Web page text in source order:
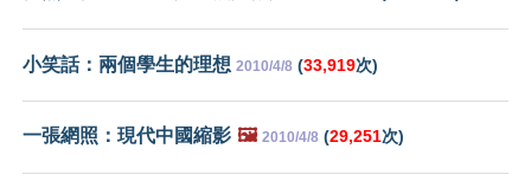
小笑話：兩個學生的理想 2010/4/8 (33,919次)
一張網照：現代中國縮影 🖼️ 2010/4/8 (29,251次)